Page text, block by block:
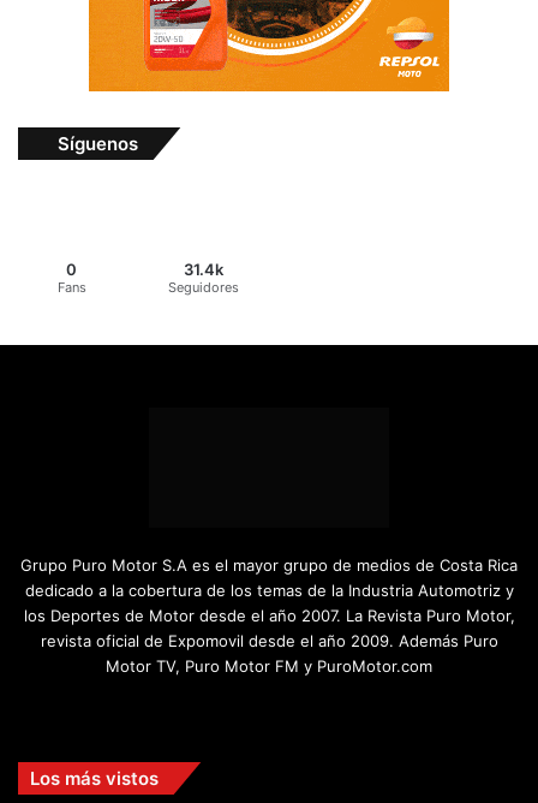
Síguenos
0
Fans
31.4k
Seguidores
Grupo Puro Motor S.A es el mayor grupo de medios de Costa Rica
dedicado a la cobertura de los temas de la Industria Automotriz y
los Deportes de Motor desde el año 2007. La Revista Puro Motor,
revista oficial de Expomovil desde el año 2009. Además Puro
Motor TV, Puro Motor FM y PuroMotor.com
Los más vistos